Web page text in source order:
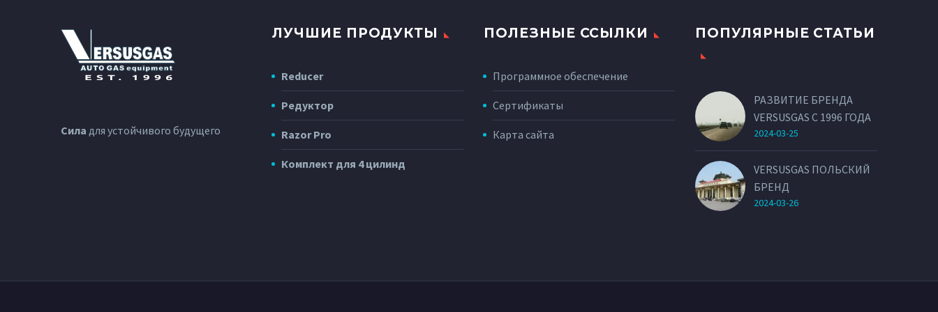
Сила для устойчивого будущего
ЛУЧШИЕ ПРОДУКТЫ
Reducer
Редуктор
Razor Pro
Комплект для 4 цилинд
ПОЛЕЗНЫЕ ССЫЛКИ
Программное обеспечение
Сертификаты
Карта сайта
ПОПУЛЯРНЫЕ СТАТЬИ
РАЗВИТИЕ БРЕНДА
VERSUSGAS С 1996 ГОДА
2024-03-25
VERSUSGAS ПОЛЬСКИЙ
БРЕНД
2024-03-26